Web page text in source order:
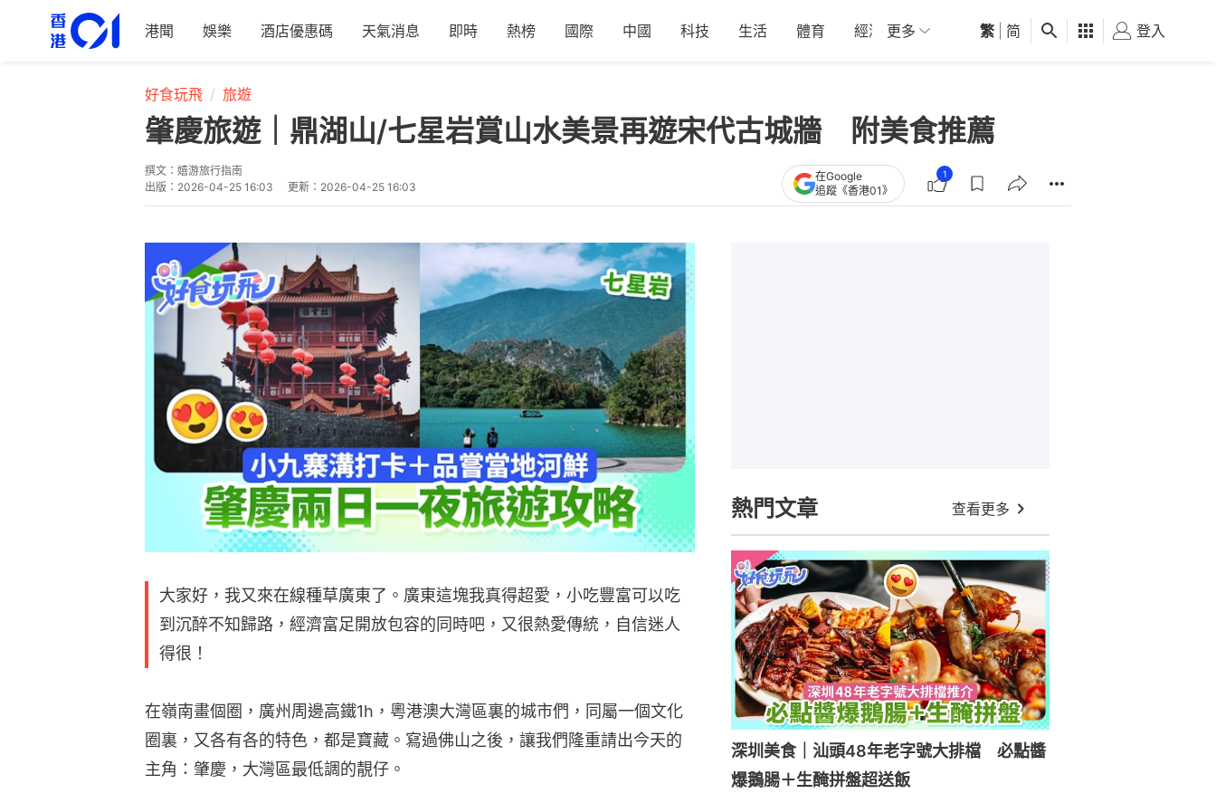
港聞 娛樂 酒店優惠碼 天氣消息 即時 熱榜 國際 中國 科技 生活 體育 經濟 01深圳 觀點 健康 好食玩飛
更多 繁 简 登入
好食玩飛 旅遊
肇慶旅遊｜鼎湖山/七星岩賞山水美景再遊宋代古城牆 附美食推薦
撰文： 嬉游旅行指南
出版： 2026-04-25 16:03 更新： 2026-04-25 16:03
在Google
追蹤《香港01》
1
大家好，我又來在線種草廣東了。廣東這塊我真得超愛，小吃豐富可以吃
到沉醉不知歸路，經濟富足開放包容的同時吧，又很熱愛傳統，自信迷人
得很！
在嶺南畫個圈，廣州周邊高鐵1h，粵港澳大灣區裏的城市們，同屬一個文化
圈裏，又各有各的特色，都是寶藏。寫過佛山之後，讓我們隆重請出今天的
主角：肇慶，大灣區最低調的靚仔。
熱門文章 查看更多
深圳美食｜汕頭48年老字號大排檔 必點醬
爆鵝腸＋生醃拼盤超送飯